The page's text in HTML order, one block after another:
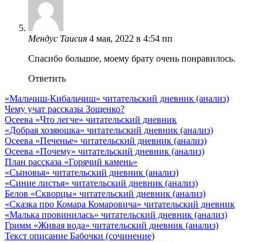
Мендус Таисия 4 мая, 2022 в 4:54 пп
Спасибо большое, моему брату очень понравилось.
Ответить
«Мальчиш-Кибальчиш» читательский дневник (анализ)
Чему учат рассказы Зощенко?
Осеева «Что легче» читательский дневник
«Добрая хозяюшка» читательский дневник (анализ)
Осеева «Печенье» читательский дневник (анализ)
Осеева «Почему» читательский дневник (анализ)
План рассказа «Горячий камень»
«Сыновья» читательский дневник (анализ)
«Синие листья» читательский дневник (анализ)
Белов «Скворцы» читательский дневник (анализ)
«Сказка про Комара Комаровича» читательский дневник
«Малька провинилась» читательский дневник (анализ)
Гримм «Живая вода» читательский дневник (анализ)
Текст описание Бабочки (сочинение)